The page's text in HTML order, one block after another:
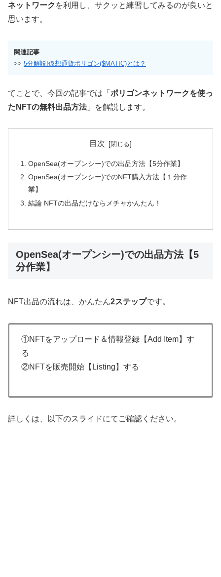
ネットワーク を利用し、サクッと練習してみるのが良いと
思います。
関連記事
>> 5分解説!仮想通貨ポリゴン($MATIC)とは？
てことで、今回の記事では「 ポリゴンネットワークを使っ
たNFTの無料出品方法」を解説します。
目次
OpenSea(オープンシー)での出品方法【5分作業】
OpenSea(オープンシー)でのNFT購入方法【１分作
業】
結論 NFTの出品だけならメチャかんたん！
OpenSea(オープンシー)での出品方法【5
分作業】
NFT出品の流れは、かんたん2ステップです。
①NFTをアップロード＆情報登録【Add Item】す
る
②NFTを販売開始【Listing】する
詳しくは、以下のスライドにてご確認ください。